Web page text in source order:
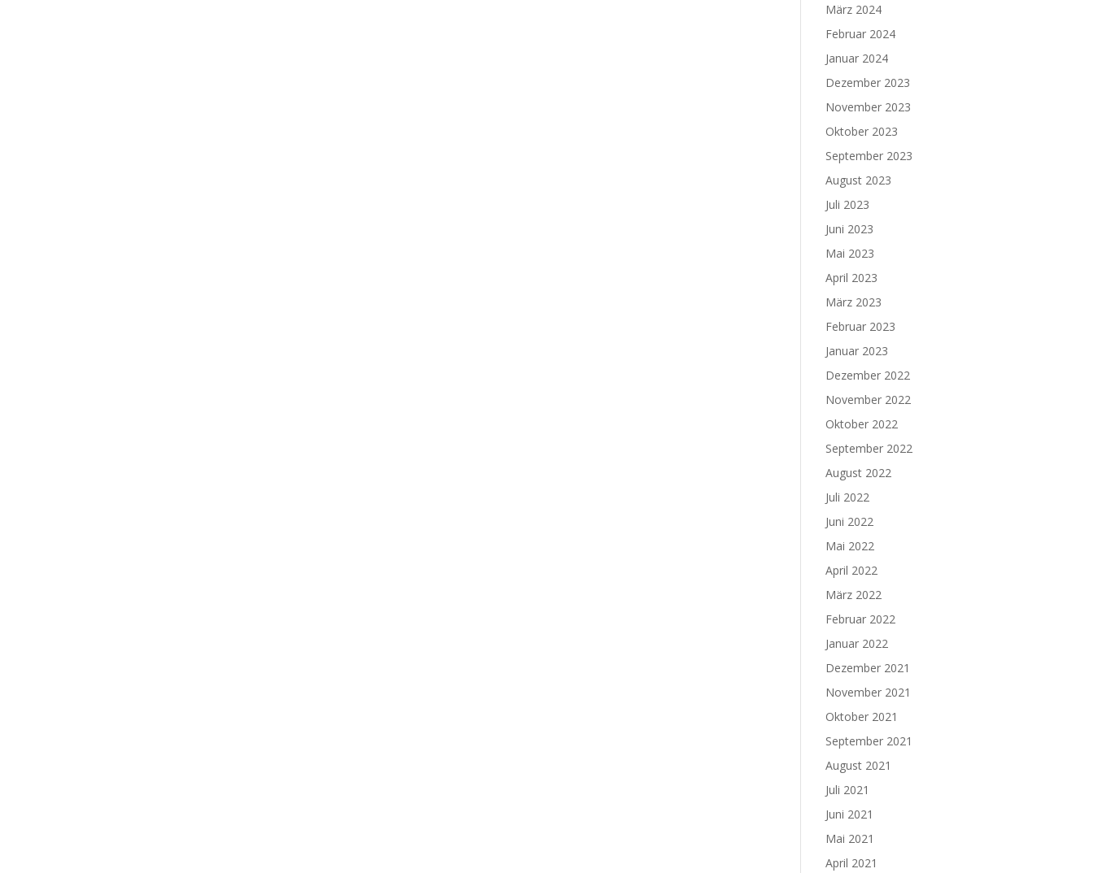
März 2024
Februar 2024
Januar 2024
Dezember 2023
November 2023
Oktober 2023
September 2023
August 2023
Juli 2023
Juni 2023
Mai 2023
April 2023
März 2023
Februar 2023
Januar 2023
Dezember 2022
November 2022
Oktober 2022
September 2022
August 2022
Juli 2022
Juni 2022
Mai 2022
April 2022
März 2022
Februar 2022
Januar 2022
Dezember 2021
November 2021
Oktober 2021
September 2021
August 2021
Juli 2021
Juni 2021
Mai 2021
April 2021